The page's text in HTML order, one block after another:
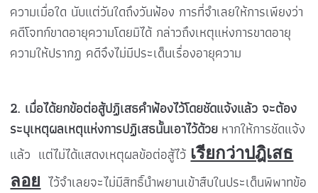
ความเมื่อใด นับแต่วันใดถึงวันฟ้อง การที่จำเลยให้การเพียงว่า
คดีโจทก์ขาดอายุความโดยมิได้ กล่าวถึงเหตุแห่งการขาดอายุ
ความให้ปรากฏ คดีจึงไม่มีประเด็นเรื่องอายุความ
2. เมื่อได้ยกข้อต่อสู้ปฏิเสธคำฟ้องไว้โดยชัดแจ้งแล้ว จะต้อง
ระบุเหตุผลเหตุแห่งการปฏิเสธนั้นเอาไว้ด้วย หากให้การชัดแจ้ง
แล้ว แต่ไม่ได้แสดงเหตุผลข้อต่อสู้ไว้ เรียกว่าปฎิเสธ
ลอย ไว้จำเลยจะไม่มีสิทธิ์นำพยานเข้าสืบในประเด็นพิพาทข้อ